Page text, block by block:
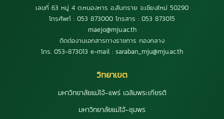
เลขที่ 63 หมู่ 4 ต.หนองหาร อ.สันทราย จ.เชียงใหม่ 50290
โทรศัพท์ : 053 873000 โทรสาร : 053 873015
maejo@mju.ac.th
ติดต่องานเอกสารทางราชการ กองกลาง
โทร. 053-873013 e-mail : saraban_mju@mju.ac.th
วิทยาเขต
มหาวิทยาลัยแม่โจ้-แพร่ เฉลิมพระเกียรติ
มหาวิทยาลัยแม่โจ้-ชุมพร